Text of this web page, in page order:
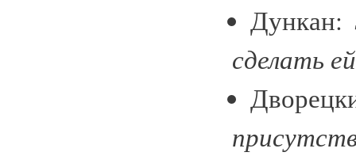
Дункан:
сделать